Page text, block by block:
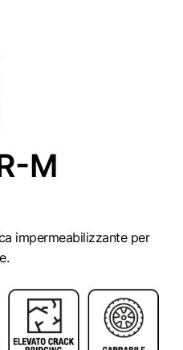
M
impermeabilizzante per